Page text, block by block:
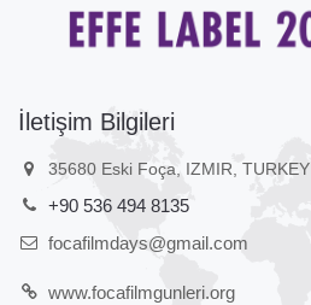
İletişim Bilgileri
35680 Eski Foça, IZMIR, TURKEY
+90 536 494 8135
focafilmdays@gmail.com
www.focafilmgunleri.org